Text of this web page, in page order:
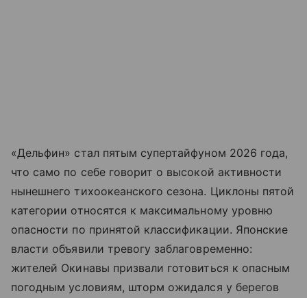
«Дельфин» стал пятым супертайфуном 2026 года,
что само по себе говорит о высокой активности
нынешнего тихоокеанского сезона. Циклоны пятой
категории относятся к максимальному уровню
опасности по принятой классификации. Японские
власти объявили тревогу заблаговременно:
жителей Окинавы призвали готовиться к опасным
погодным условиям, шторм ожидался у берегов